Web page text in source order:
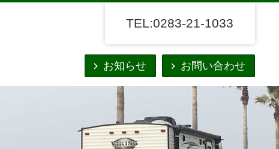
お知らせ お問い合わせ
TEL:0283-21-1033